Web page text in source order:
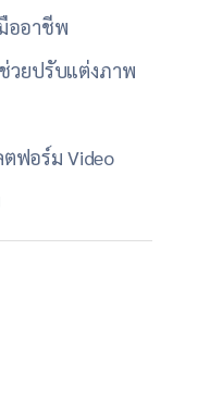
ออาชีพ
วยปรับแต่งภาพ
ฟอร์ม Video